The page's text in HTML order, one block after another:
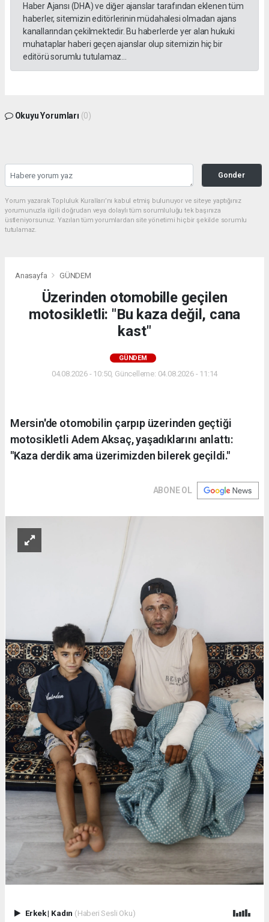
Haber Ajansı (DHA) ve diğer ajanslar tarafından eklenen tüm
haberler, sitemizin editörlerinin müdahalesi olmadan ajans
kanallarından çekilmektedir. Bu haberlerde yer alan hukuki
muhataplar haberi geçen ajanslar olup sitemizin hiç bir
editörü sorumlu tutulamaz...
Okuyu Yorumları (0)
Gonder
Yorum yazarak Topluluk Kuralları’nı kabul etmiş bulunuyor ve siteye yaptığınız
yorumunuzla ilgili doğrudan veya dolaylı tüm sorumluluğu tek başınıza
üstleniyorsunuz. Yazılan tüm yorumlardan site yönetimi hiçbir şekilde sorumlu
tutulamaz.
Anasayfa GÜNDEM
Üzerinden otomobille geçilen
motosikletli: "Bu kaza değil, cana
kast"
GÜNDEM
04.08.2026 - 10:50, Güncelleme: 04.08.2026 - 11:14
Mersin'de otomobilin çarpıp üzerinden geçtiği
motosikletli Adem Aksaç, yaşadıklarını anlattı:
"Kaza derdik ama üzerimizden bilerek geçildi."
ABONE OL
Erkek| Kadın (Haberi Sesli Oku)